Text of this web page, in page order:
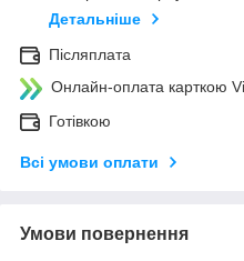
Детальніше
Післяплата
Онлайн-оплата карткою
Готівкою
Всі умови оплати
Умови повернення